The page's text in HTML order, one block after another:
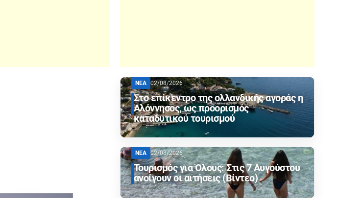
ΝΕΑ 02/08/2026
Στο επίκεντρο της ολλανδικής αγοράς η
Αλόννησος, ως προορισμός
καταδυτικού τουρισμού
ΝΕΑ 02/08/2026
Τουρισμός για Όλους: Στις 7 Αυγούστου
ανοίγουν οι αιτήσεις (Βίντεο)